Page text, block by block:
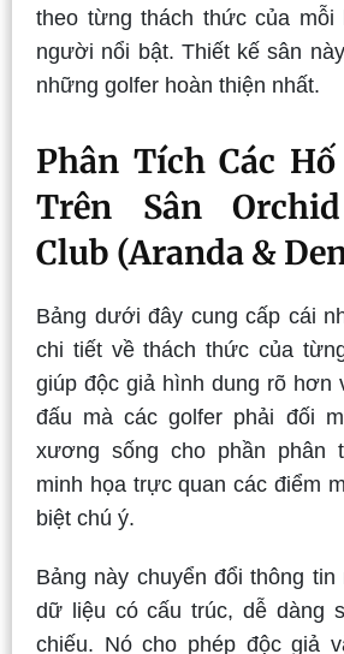
theo từng thách thức của mỗi
người nổi bật. Thiết kế sân
những golfer hoàn thiện nhất.
Phân Tích Các
Trên Sân
Club (Aranda &
Bảng dưới đây cung cấp cái
chi tiết về thách thức của
giúp độc giả hình dung rõ hơn
đấu mà các golfer phải đối
xương sống cho phần phân
minh họa trực quan các điểm
biệt chú ý.
Bảng này chuyển đổi thông tin
dữ liệu có cấu trúc, dễ dàng
chiếu. Nó cho phép độc giả